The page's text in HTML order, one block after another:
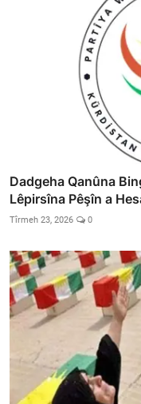
Dadgeha Qanûna
Lêpirsîna Pêşîn a
Tîrmeh 23, 2026 0